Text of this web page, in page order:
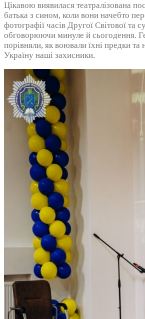
Цікавою виявилася театралізована
батька з сином, коли вони начебто
фотографії часів Другої Світової та
обговорюючи минуле й сьогодення.
порівняли, як воювали їхні предки та
Україну наші захисники.